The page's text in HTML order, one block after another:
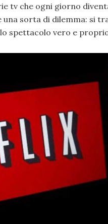
tv che ogni giorno
una sorta di dilemma: si
spettacolo vero e